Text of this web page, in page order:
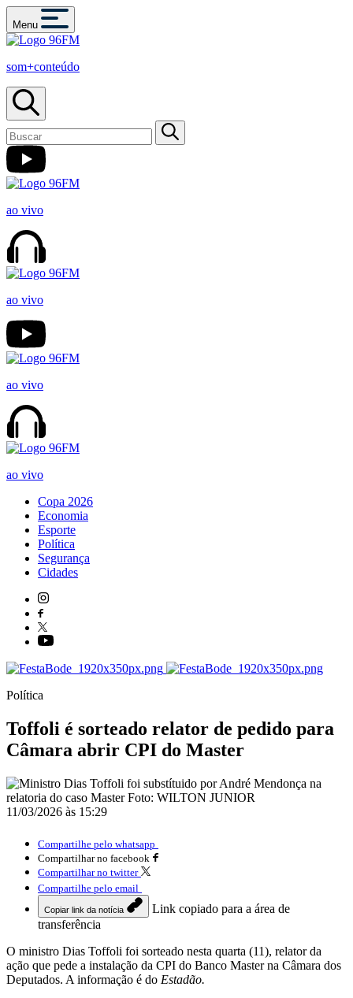
Menu
som+conteúdo
ao vivo
ao vivo
ao vivo
ao vivo
Copa 2026
Economia
Esporte
Política
Segurança
Cidades
Política
Toffoli é sorteado relator de pedido para
Câmara abrir CPI do Master
11/03/2026 às 15:29
Compartilhe pelo whatsapp
Compartilhar no facebook
Compartilhar no twitter
Compartilhe pelo email
Copiar link da notícia
Link copiado para a área de
transferência
O ministro Dias Toffoli foi sorteado nesta quarta (11), relator da
ação que pede a instalação da CPI do Banco Master na Câmara dos
Deputados. A informação é do Estadão.